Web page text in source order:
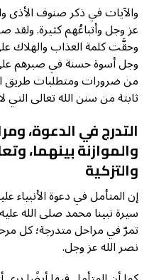
والآيات في ذكر صنوف الأذى
عز وجل وأتباعُهم كثيرة. ولقد
وحقَّت كلمة العذاب والهلاك على
وجل أسوة حسنة في صبرهم
من ضرورات ومتطلبات طريق
ثابتة من سنن الله تعالى التي
التدرج في الدعوة،
والموازنة بينهما،
والتزكية
إن المتأمل في دعوة الأنبياء
سيرة نبينا محمد صلى الله
تمرّ في مراحل متدرجة؛ كل
نصر الله عز وجل.